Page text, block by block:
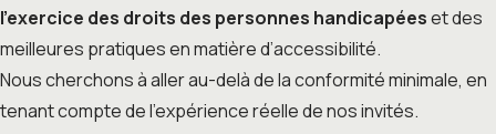
l’exercice des droits des personnes handicapéeset des
meilleures pratiques en matière d’accessibilité.
Nous cherchons à aller au-delà de la conformité minimale, en
tenant compte de l’expérience réelle de nos invités.